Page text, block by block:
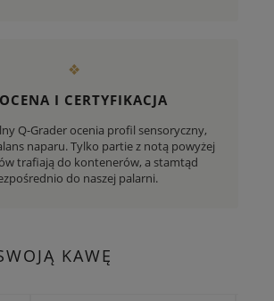
❖
I CERTYFIKACJA
Q-Grader ocenia profil sensoryczny,
naparu. Tylko partie z notą powyżej
trafiają do kontenerów, a stamtąd
do naszej palarni.
KAWĘ